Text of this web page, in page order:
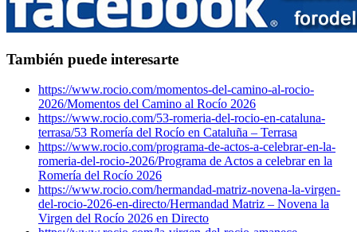
También puede interesarte
https://www.rocio.com/momentos-del-camino-al-rocio-
2026/Momentos del Camino al Rocío 2026
https://www.rocio.com/53-romeria-del-rocio-en-cataluna-
terrasa/53 Romería del Rocío en Cataluña – Terrasa
https://www.rocio.com/programa-de-actos-a-celebrar-en-la-
romeria-del-rocio-2026/Programa de Actos a celebrar en la
Romería del Rocío 2026
https://www.rocio.com/hermandad-matriz-novena-la-virgen-
del-rocio-2026-en-directo/Hermandad Matriz – Novena la
Virgen del Rocío 2026 en Directo